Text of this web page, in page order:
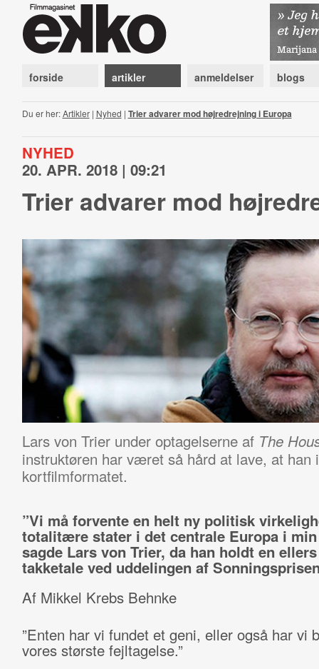
forside artikler anmeldelser blogs
Du er her:Artikler| Nyhed | Trier advarer mod højredrejning i Europa
NYHED
20. APR. 2018 | 09:21
Trier advarer mod
Lars von Trier under optagelserne af The
instruktøren har været så hård at lave, at han
kortfilmformatet.
”Vi må forvente en helt ny politisk
totalitære stater i det centrale Europa i min
sagde Lars von Trier, da han holdt en
takketale ved uddelingen af
Af Mikkel Krebs Behnke
”Enten har vi fundet et geni, eller også har vi
vores største fejltagelse.”